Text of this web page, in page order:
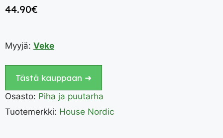
44.90€
Myyjä: Veke
Tästä kauppaan ➜
Osasto: Piha ja puutarha
Tuotemerkki: House Nordic